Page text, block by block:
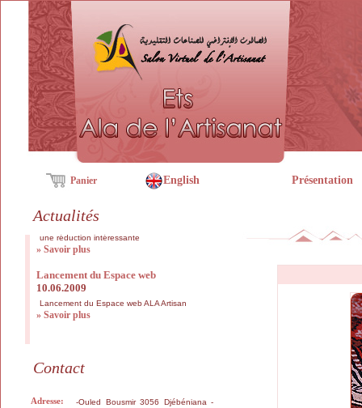
Panier English Présentation
Actualités
Contact
Adresse:
-Ouled Bousmir 3056 Djébéniana -